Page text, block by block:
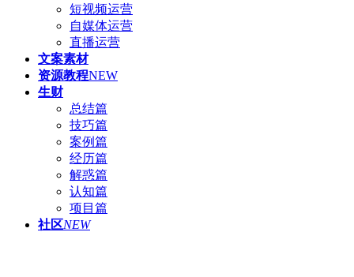
短视频运营
自媒体运营
直播运营
文案素材
资源教程NEW
生财
总结篇
技巧篇
案例篇
经历篇
解惑篇
认知篇
项目篇
社区NEW